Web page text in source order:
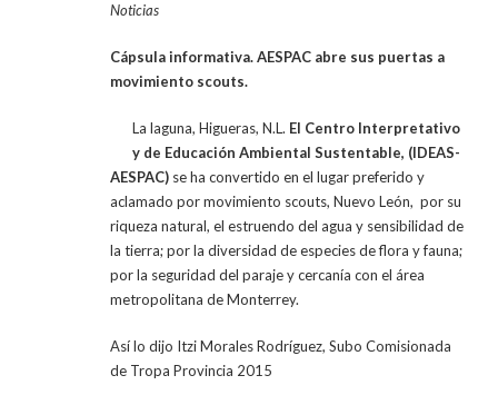
Noticias
Cápsula informativa. AESPAC abre sus puertas a
movimiento scouts.
La laguna, Higueras, N.L. El Centro Interpretativo
y de Educación Ambiental Sustentable, (IDEAS-
AESPAC) se ha convertido en el lugar preferido y
aclamado por movimiento scouts, Nuevo León, por su
riqueza natural, el estruendo del agua y sensibilidad de
la tierra; por la diversidad de especies de flora y fauna;
por la seguridad del paraje y cercanía con el área
metropolitana de Monterrey.
Así lo dijo Itzi Morales Rodríguez, Subo Comisionada
de Tropa Provincia 2015